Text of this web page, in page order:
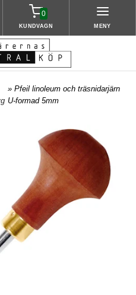
0
KUNDVAGN MENY
» Pfeil linoleum och träsnidarjärn
U-formad 5mm